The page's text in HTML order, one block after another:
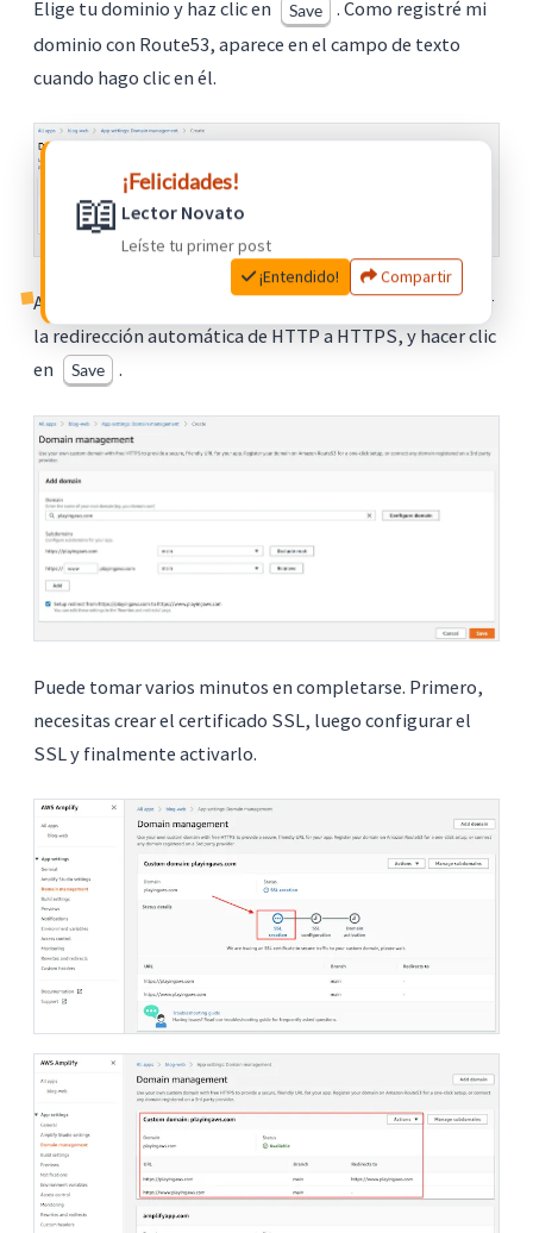
Elige tu dominio y haz clic en Save
. Como registré mi
dominio con Route53, aparece en el campo de texto
cuando hago clic en él.
Ahora puedes elegir la rama, los subdominios y verificar
la redirección automática de HTTP a HTTPS, y hacer clic
en
Save .
Puede tomar varios minutos en completarse. Primero,
necesitas crear el certificado SSL, luego configurar el
SSL y finalmente activarlo.
📖
¡Felicidades!
Lector Novato
Leíste tu primer post
¡Entendido!
Compartir